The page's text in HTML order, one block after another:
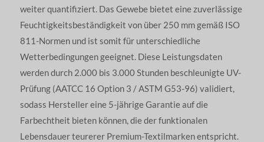
weiter quantifiziert. Das Gewebe bietet eine zuverlässige
Feuchtigkeitsbeständigkeit von über 250 mm gemäß ISO
811-Normen und ist somit für unterschiedliche
Wetterbedingungen geeignet. Diese Leistungsdaten
werden durch 2.000 bis 3.000 Stunden beschleunigte UV-
Prüfung (AATCC 16 Option 3 / ASTM G53-96) validiert,
sodass Hersteller eine 5-jährige Garantie auf die
Farbechtheit bieten können, die der funktionalen
Lebensdauer teurerer Premium-Textilmarken entspricht.